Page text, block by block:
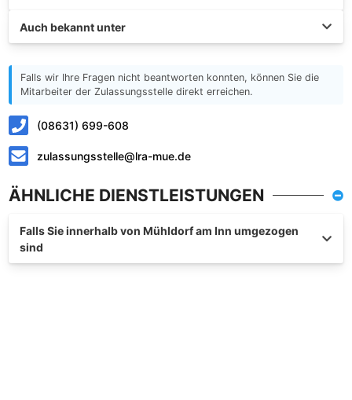
Auch bekannt unter
Falls wir Ihre Fragen nicht beantworten konnten, können Sie die
Mitarbeiter der Zulassungsstelle direkt erreichen.
(08631) 699-608
zulassungsstelle@lra-mue.de
ÄHNLICHE DIENSTLEISTUNGEN
Falls Sie innerhalb von Mühldorf am Inn umgezogen
sind